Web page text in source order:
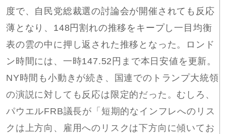
度で、自民党総裁選の討論会が開催されても反応
薄となり、148円割れの推移をキープし一目均衡
表の雲の中に押し返された推移となった。ロンド
ン時間には、一時147.52円まで本日安値を更新。
NY時間も小動きが続き、国連でのトランプ大統領
の演説に対しても反応は限定的だった。むしろ、
パウエルFRB議長が「短期的なインフレへのリス
クは上方向、雇用へのリスクは下方向に傾いてお